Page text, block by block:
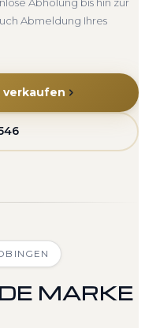
Abmeldung Ihres
MARKE